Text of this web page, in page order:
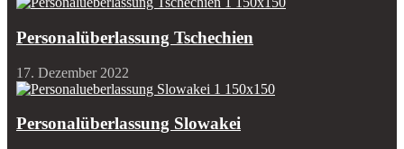
Personalüberlassung Tschechien
17. Dezember 2022
Personalüberlassung Slowakei